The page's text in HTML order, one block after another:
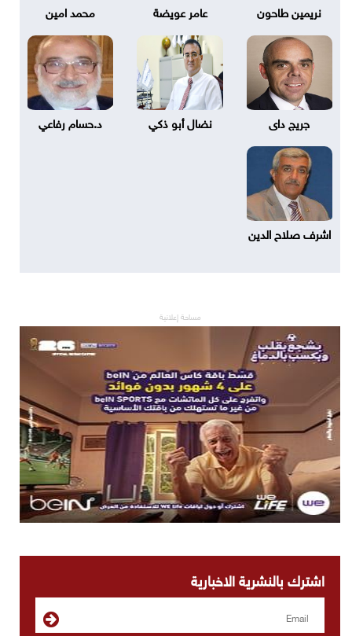
نريمين طاحون عامر عويضة محمد امين
جريج داى نضال أبو ذكي د.حسام رفاعي
اشرف صلاح الدين
مساحة إعلانية
اشترك بالنشرية الاخبارية